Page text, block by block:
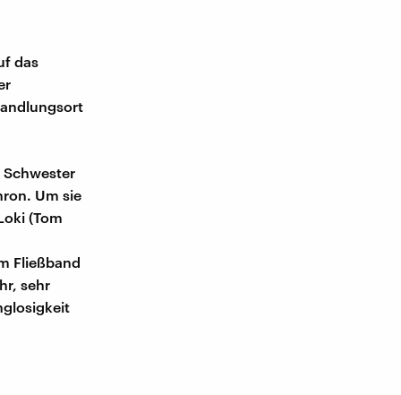
das
Um sie
(Tom
Fließband
sehr